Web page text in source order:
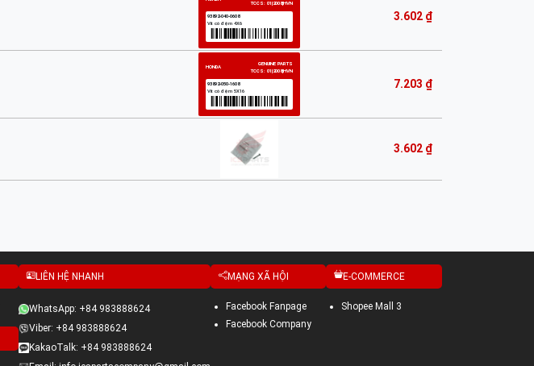
3.602 ₫
7.203 ₫
3.602 ₫
LIÊN HỆ NHANH
WhatsApp: +84 983888624
Viber: +84 983888624
KakaoTalk: +84 983888624
MẠNG XÃ HỘI
Facebook Fanpage
Facebook Company
E-COMMERCE
Shopee Mall 3